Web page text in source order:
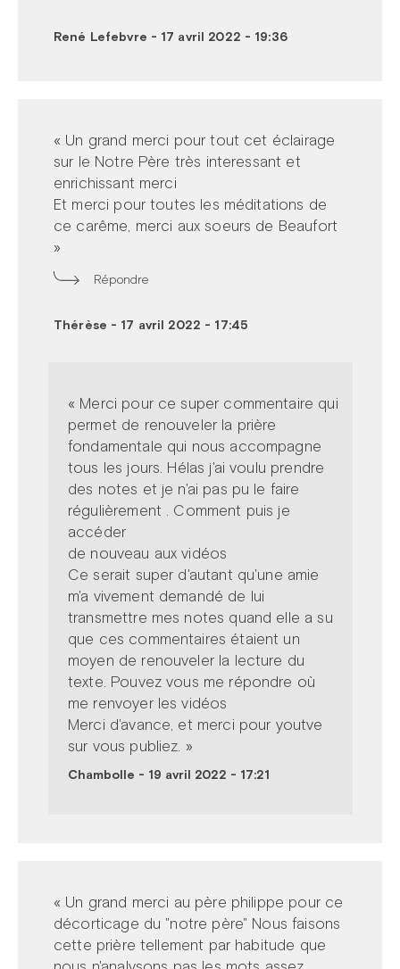
René Lefebvre - 17 avril 2022 - 19:36
« Un grand merci pour tout cet éclairage
sur le Notre Père très interessant et
enrichissant merci
Et merci pour toutes les méditations de
ce carême, merci aux soeurs de Beaufort
»
Répondre
Thérèse - 17 avril 2022 - 17:45
« Merci pour ce super commentaire qui
permet de renouveler la prière
fondamentale qui nous accompagne
tous les jours. Hélas j'ai voulu prendre
des notes et je n'ai pas pu le faire
régulièrement . Comment puis je
accéder
de nouveau aux vidéos
Ce serait super d'autant qu'une amie
m'a vivement demandé de lui
transmettre mes notes quand elle a su
que ces commentaires étaient un
moyen de renouveler la lecture du
texte. Pouvez vous me répondre où
me renvoyer les vidéos
Merci d'avance, et merci pour youtve
sur vous publiez. »
Chambolle - 19 avril 2022 - 17:21
« Un grand merci au père philippe pour ce
décorticage du "notre père" Nous faisons
cette prière tellement par habitude que